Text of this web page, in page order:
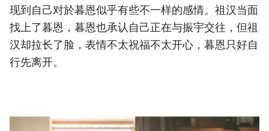
现到自己对於暮恩似乎有些不一样的感情。祖汉当面
找上了暮恩，暮恩也承认自己正在与振宇交往，但祖
汉却拉长了脸，表情不太祝福不太开心，暮恩只好自
行先离开。